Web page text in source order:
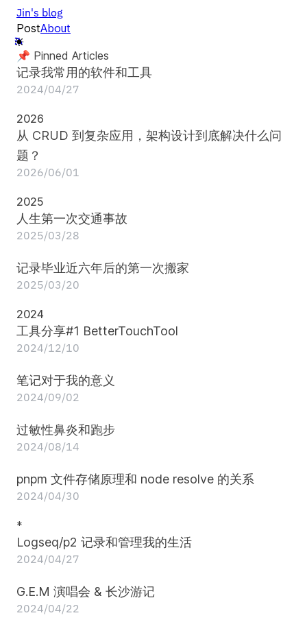
Jin's blog
PostAbout
📌 Pinned Articles
记录我常用的软件和工具
2024/04/27
2026
从 CRUD 到复杂应用，架构设计到底解决什么问
题？
2026/06/01
2025
人生第一次交通事故
2025/03/28
记录毕业近六年后的第一次搬家
2025/03/20
2024
工具分享#1 BetterTouchTool
2024/12/10
笔记对于我的意义
2024/09/02
过敏性鼻炎和跑步
2024/08/14
pnpm 文件存储原理和 node resolve 的关系
2024/04/30
*
Logseq/p2 记录和管理我的生活
2024/04/27
G.E.M 演唱会 & 长沙游记
2024/04/22